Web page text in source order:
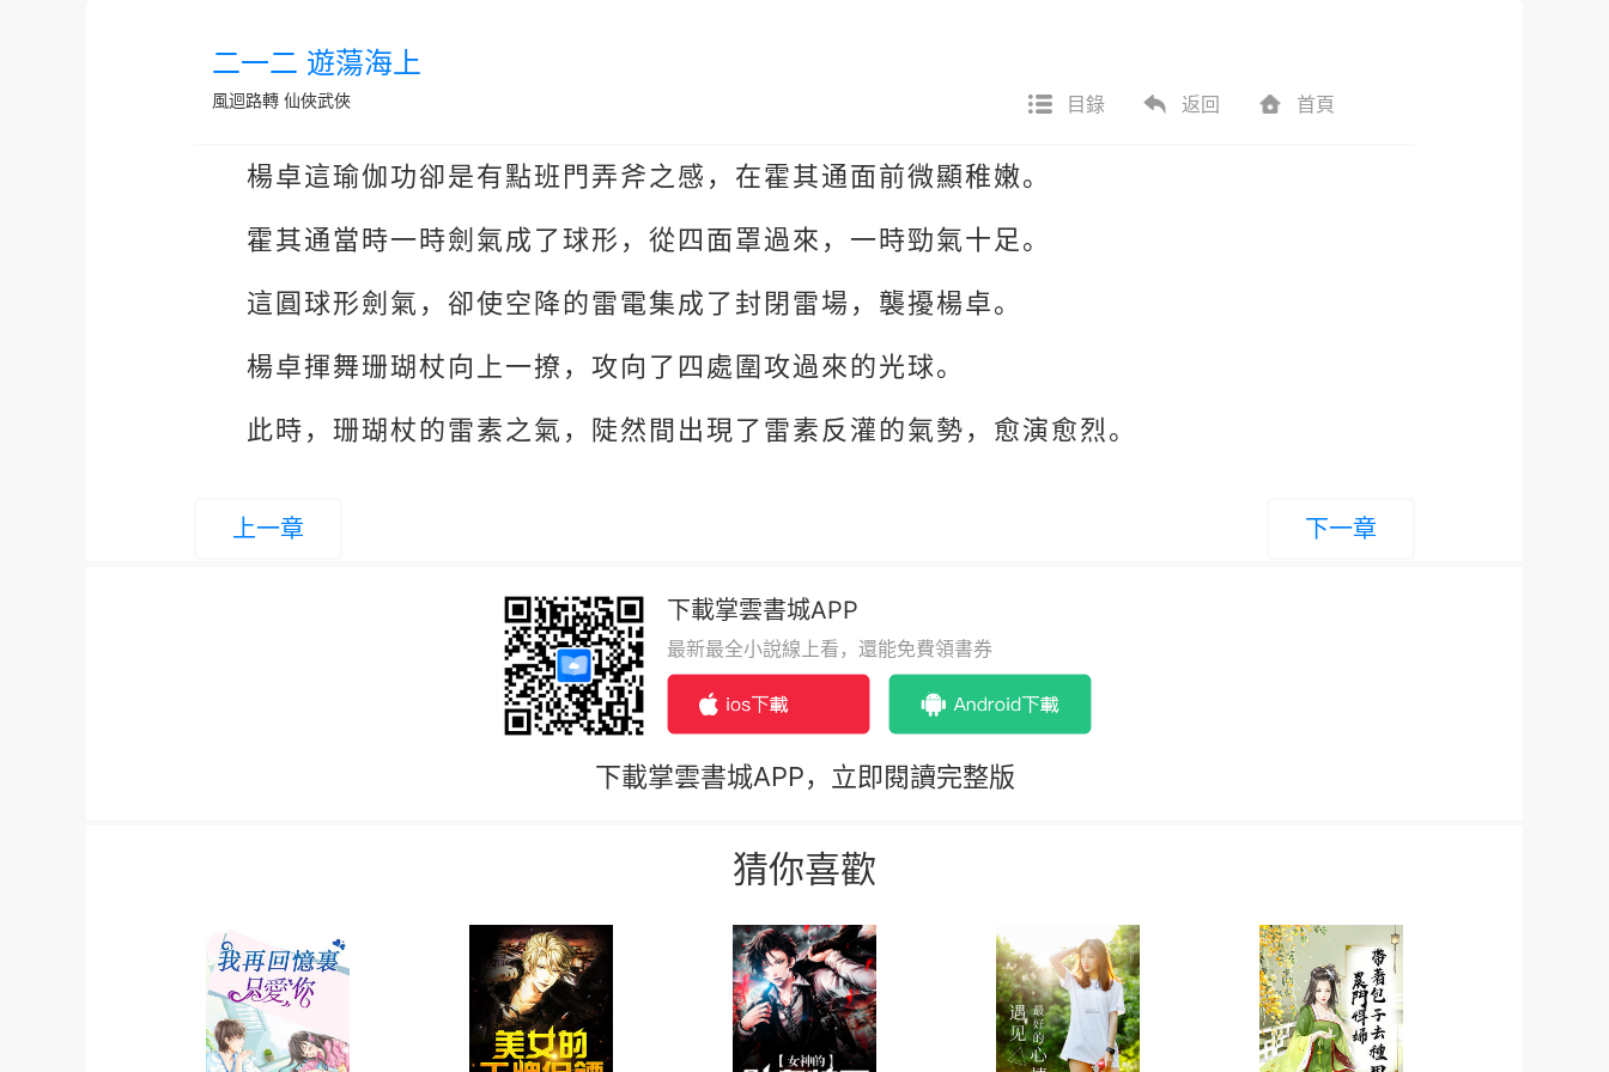
二一二 遊蕩海上
風迴路轉 仙俠武俠 目錄 返回 首頁
楊卓這瑜伽功卻是有點班門弄斧之感，在霍其通面前微顯稚嫩。
霍其通當時一時劍氣成了球形，從四面罩過來，一時勁氣十足。
這圓球形劍氣，卻使空降的雷電集成了封閉雷場，襲擾楊卓。
楊卓揮舞珊瑚杖向上一撩，攻向了四處圍攻過來的光球。
此時，珊瑚杖的雷素之氣，陡然間出現了雷素反灌的氣勢，愈演愈烈。
上一章 下一章
下載掌雲書城APP
最新最全小說線上看，還能免費領書券
下載掌雲書城APP，立即閱讀完整版
猜你喜歡